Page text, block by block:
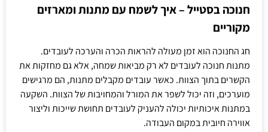
חנוכה בסטייל – איך לשמח עם מתנות ומארזים
מקוריים
חג החנוכה הוא זמן מעולה להראות הכרה והערכה לעובדים.
מתנות חנוכה לעובדים לא רק מביאות שמחה, אלא גם מחזקות את
הקשרים בתוך הצוות. כאשר עובדים מקבלים מתנות, הם מרגישים
מוערכים, וזה יכול לשפר את המורל והמחויבות של הצוות. השקעה
במתנות איכותיות יכולה להעניק לעובדים תחושת שייכות וליצור
אווירה חיובית במקום העבודה.